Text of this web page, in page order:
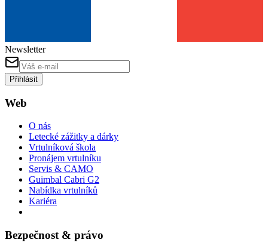
Newsletter
Přihlásit
Web
O nás
Letecké zážitky a dárky
Vrtulníková škola
Pronájem vrtulníku
Servis & CAMO
Guimbal Cabri G2
Nabídka vrtulníků
Kariéra
Bezpečnost & právo